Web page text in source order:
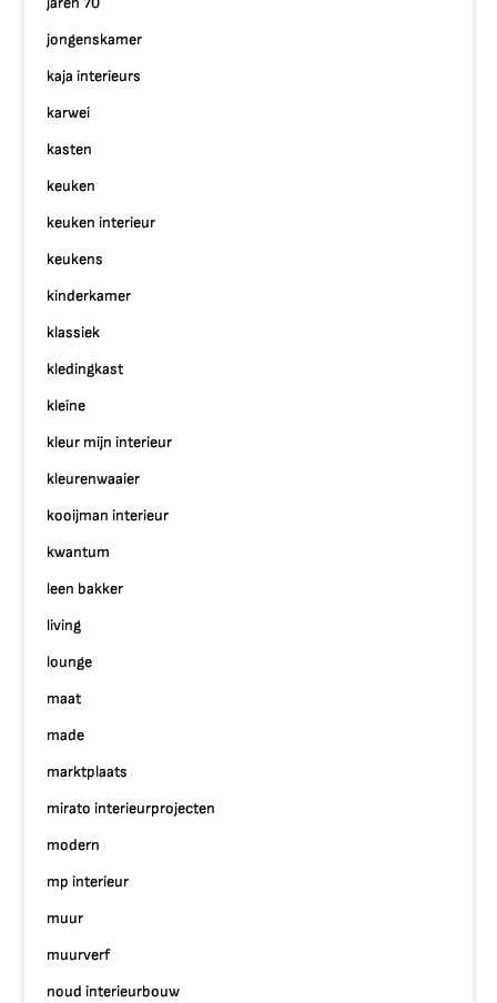
jongenskamer
kaja interieurs
karwei
kasten
keuken
keuken interieur
keukens
kinderkamer
klassiek
kledingkast
kleine
kleur mijn interieur
kleurenwaaier
kooijman interieur
kwantum
leen bakker
living
lounge
maat
made
marktplaats
mirato interieurprojecten
modern
mp interieur
muur
muurverf
noud interieurbouw